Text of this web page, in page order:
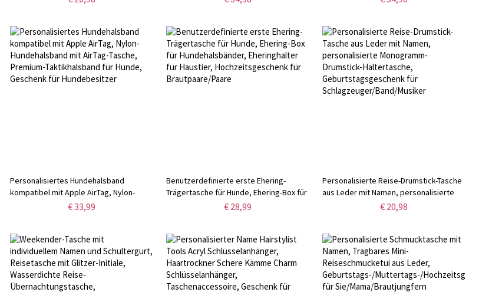
Personalisiertes Hundehalsband
kompatibel mit Apple AirTag, Nylon-
Hundehalsband mit AirTag-Tasche,
€ 33,99
Benutzerdefinierte erste Ehering-
Trägertasche für Hunde, Ehering-Box für
Hundehalsbänder, Eheringhalter für
€ 28,99
Personalisierte Reise-Drumstick-Tasche
aus Leder mit Namen, personalisierte
Monogramm-Drumstick-Haltertasche,
€ 20,98